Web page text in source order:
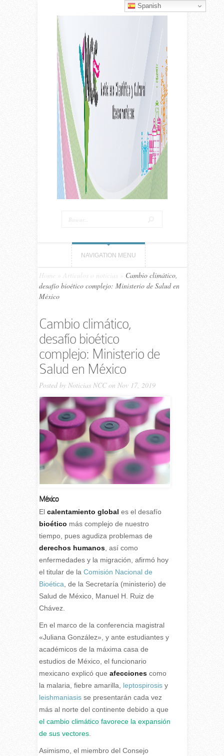
NAVIGATION MENU
Home Artículos o noticias
Cambio climático,
desafío bioético complejo: Ministerio de Salud en
México
Cambio climático,
desafío bioético
complejo: Ministerio de
Salud en México
Posted by Noticias NCCon Nov 17, 2019
México
El calentamiento global es el desafío
bioético más complejo de nuestro
tiempo, pues agudiza problemas de
derechos humanos, así como
enfermedades y la migración, afirmó hoy
el titular de la Comisión Nacional de
Bioética , de la Secretaría (ministerio) de
Salud de México, Manuel H. Ruiz de
Chávez.
En el marco de la conferencia magistral
«Juliana González», y ante estudiantes y
académicos de la máxima casa de
estudios de México, el funcionario
mexicano explicó que afeccionescomo
la malaria, fiebre amarilla, leptospirosisy
leishmaniasisse presentarán cada vez
más al norte del continente debido a que
el cambio climático favorece la expansión
de sus vectores.
Asimismo, el miembro del Consejo
Spanish